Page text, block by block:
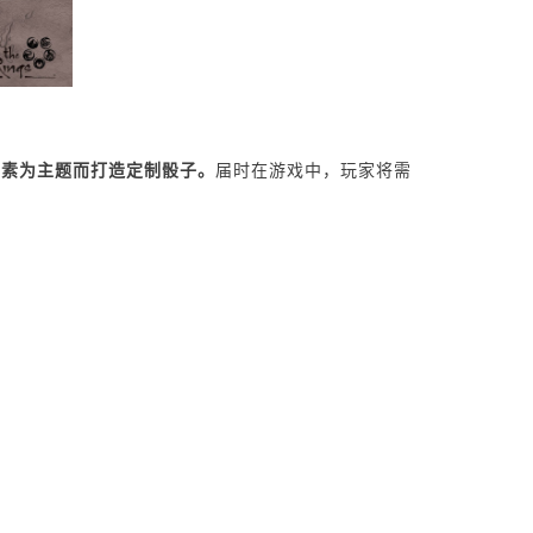
为主题而打造定制骰子。 届时在游戏中，玩家将需